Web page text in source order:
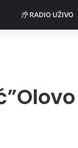
RADIO UŽIVO